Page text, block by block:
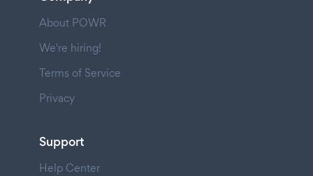
About POWR
We're hiring!
Terms of Service
Privacy
Support
Help Center